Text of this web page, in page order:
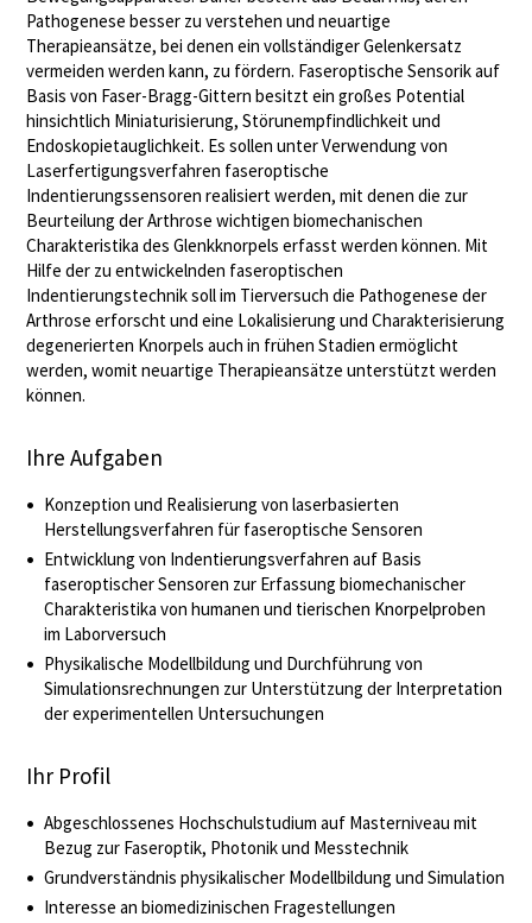
Pathogenese besser zu verstehen und neuartige
Therapieansätze, bei denen ein vollständiger Gelenkersatz
vermeiden werden kann, zu fördern. Faseroptische Sensorik auf
Basis von Faser-Bragg-Gittern besitzt ein großes Potential
hinsichtlich Miniaturisierung, Störunempfindlichkeit und
Endoskopietauglichkeit. Es sollen unter Verwendung von
Laserfertigungsverfahren faseroptische
Indentierungssensoren realisiert werden, mit denen die zur
Beurteilung der Arthrose wichtigen biomechanischen
Charakteristika des Glenkknorpels erfasst werden können. Mit
Hilfe der zu entwickelnden faseroptischen
Indentierungstechnik soll im Tierversuch die Pathogenese der
Arthrose erforscht und eine Lokalisierung und Charakterisierung
degenerierten Knorpels auch in frühen Stadien ermöglicht
werden, womit neuartige Therapieansätze unterstützt werden
können.
Ihre Aufgaben
Konzeption und Realisierung von laserbasierten
Herstellungsverfahren für faseroptische Sensoren
Entwicklung von Indentierungsverfahren auf Basis
faseroptischer Sensoren zur Erfassung biomechanischer
Charakteristika von humanen und tierischen Knorpelproben
im Laborversuch
Physikalische Modellbildung und Durchführung von
Simulationsrechnungen zur Unterstützung der Interpretation
der experimentellen Untersuchungen
Ihr Profil
Abgeschlossenes Hochschulstudium auf Masterniveau mit
Bezug zur Faseroptik, Photonik und Messtechnik
Grundverständnis physikalischer Modellbildung und Simulation
Interesse an biomedizinischen Fragestellungen